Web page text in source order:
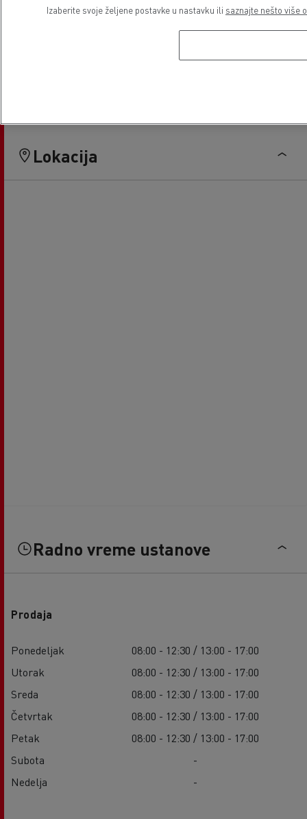
Lokacija
Radno vreme ustanove
Prodaja
Ponedeljak
08:00 - 12:30 / 13:00 - 17:00
Utorak
08:00 - 12:30 / 13:00 - 17:00
Sreda
08:00 - 12:30 / 13:00 - 17:00
Četvrtak
08:00 - 12:30 / 13:00 - 17:00
Petak
08:00 - 12:30 / 13:00 - 17:00
Subota
-
Nedelja
-
Izaberite svoje željene postavke u nastavku ili saznajte nešto više